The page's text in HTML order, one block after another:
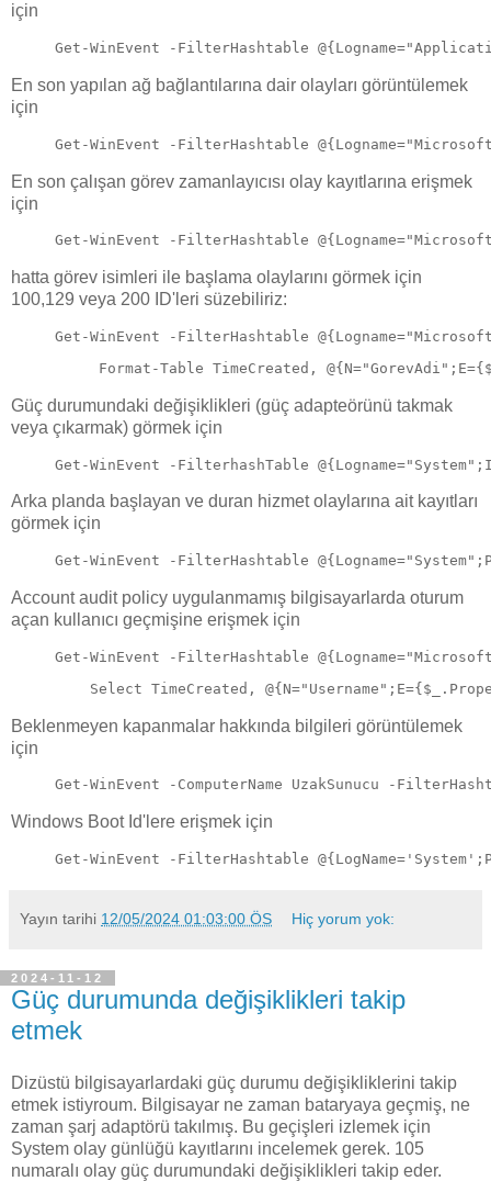
için
Get-WinEvent -FilterHashtable
En son yapılan ağ bağlantılarına dair olayları görüntülemek
için
Get-WinEvent -FilterHashtable
En son çalışan görev zamanlayıcısı olay kayıtlarına erişmek
için
Get-WinEvent -FilterHashtable
hatta görev isimleri ile başlama olaylarını görmek için
100,129 veya 200 ID'leri süzebiliriz:
Get-WinEvent -FilterHashtable
Format-Table TimeCreated,
Güç durumundaki değişiklikleri (güç adapteörünü takmak
veya çıkarmak) görmek için
Get-WinEvent -FilterhashTable
Arka planda başlayan ve duran hizmet olaylarına ait kayıtları
görmek için
Get-WinEvent -FilterHashtable
Account audit policy uygulanmamış bilgisayarlarda oturum
açan kullanıcı geçmişine erişmek için
Get-WinEvent -FilterHashtable
Select TimeCreated,
Beklenmeyen kapanmalar hakkında bilgileri görüntülemek
için
Get-WinEvent -ComputerName UzakSunucu -
Windows Boot Id'lere erişmek için
Get-WinEvent -FilterHashtable
Yayın tarihi 12/05/2024 01:03:00 ÖS Hiç yorum yok:
2024-11-12
Güç durumunda değişiklikleri takip
etmek
Dizüstü bilgisayarlardaki güç durumu değişikliklerini takip
etmek istiyroum. Bilgisayar ne zaman bataryaya geçmiş, ne
zaman şarj adaptörü takılmış. Bu geçişleri izlemek için
System olay günlüğü kayıtlarını incelemek gerek. 105
numaralı olay güç durumundaki değişiklikleri takip eder.